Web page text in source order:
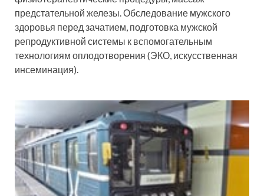
предстательной железы. Обследование мужского
здоровья перед зачатием, подготовка мужской
репродуктивной системы к вспомогательным
технологиям оплодотворения (ЭКО, искусственная
инсеминация).